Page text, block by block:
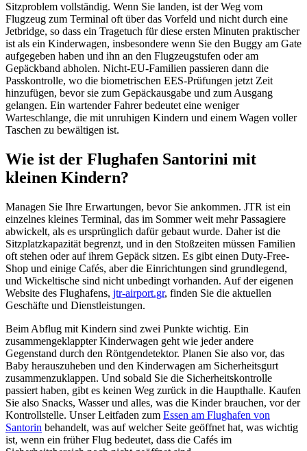
Sitzproblem vollständig. Wenn Sie landen, ist der Weg vom
Flugzeug zum Terminal oft über das Vorfeld und nicht durch eine
Jetbridge, so dass ein Tragetuch für diese ersten Minuten praktischer
ist als ein Kinderwagen, insbesondere wenn Sie den Buggy am Gate
aufgegeben haben und ihn an den Flugzeugstufen oder am
Gepäckband abholen. Nicht-EU-Familien passieren dann die
Passkontrolle, wo die biometrischen EES-Prüfungen jetzt Zeit
hinzufügen, bevor sie zum Gepäckausgabe und zum Ausgang
gelangen. Ein wartender Fahrer bedeutet eine weniger
Warteschlange, die mit unruhigen Kindern und einem Wagen voller
Taschen zu bewältigen ist.
Wie ist der Flughafen Santorini mit
kleinen Kindern?
Managen Sie Ihre Erwartungen, bevor Sie ankommen. JTR ist ein
einzelnes kleines Terminal, das im Sommer weit mehr Passagiere
abwickelt, als es ursprünglich dafür gebaut wurde. Daher ist die
Sitzplatzkapazität begrenzt, und in den Stoßzeiten müssen Familien
oft stehen oder auf ihrem Gepäck sitzen. Es gibt einen Duty-Free-
Shop und einige Cafés, aber die Einrichtungen sind grundlegend,
und Wickeltische sind nicht unbedingt vorhanden. Auf der eigenen
Website des Flughafens, jtr-airport.gr, finden Sie die aktuellen
Geschäfte und Dienstleistungen.
Beim Abflug mit Kindern sind zwei Punkte wichtig. Ein
zusammengeklappter Kinderwagen geht wie jeder andere
Gegenstand durch den Röntgendetektor. Planen Sie also vor, das
Baby herauszuheben und den Kinderwagen am Sicherheitsgurt
zusammenzuklappen. Und sobald Sie die Sicherheitskontrolle
passiert haben, gibt es keinen Weg zurück in die Haupthalle. Kaufen
Sie also Snacks, Wasser und alles, was die Kinder brauchen, vor der
Kontrollstelle. Unser Leitfaden zum Essen am Flughafen von
Santorin behandelt, was auf welcher Seite geöffnet hat, was wichtig
ist, wenn ein früher Flug bedeutet, dass die Cafés im